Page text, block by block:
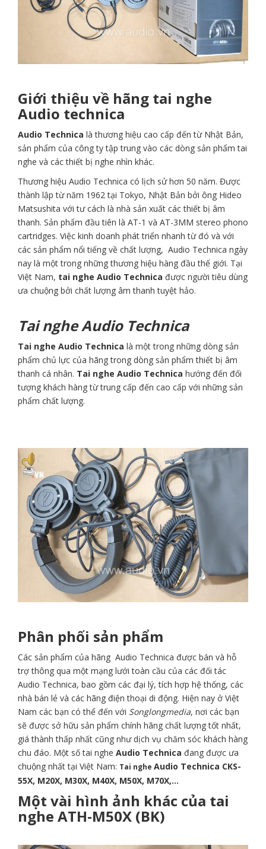
Giới thiệu về hãng tai nghe
Audio technica
Audio Technica là thương hiệu cao cấp đến từ Nhật Bản,
sản phẩm của công ty tập trung vào các dòng sản phẩm tai
nghe và các thiết bị nghe nhìn khác.
Thương hiệu Audio Technica có lịch sử hơn 50 năm. Được
thành lập từ năm 1962 tại Tokyo, Nhật Bản bởi ông Hideo
Matsushita với tư cách là nhà sản xuất các thiết bị âm
thanh. Sản phẩm đầu tiên là AT-1 và AT-3MM stereo phono
cartridges. Việc kinh doanh phát triển nhanh từ đó và với
các sản phẩm nổi tiếng về chất lượng, Audio Technica ngày
nay là một trong những thương hiệu hàng đầu thế giới. Tại
Việt Nam, tai nghe Audio Technica được người tiêu dùng
ưa chuộng bởi chất lượng âm thanh tuyệt hảo.
Tai nghe Audio Technica
Tai nghe Audio Technica là một trong những dòng sản
phẩm chủ lực của hãng trong dòng sản phẩm thiết bị âm
thanh cá nhân. Tai nghe Audio Technica hướng đến đối
tượng khách hàng từ trung cấp đến cao cấp với những sản
phẩm chất lượng.
Phân​ phối sản phẩm
Các sản phẩm của hãng Audio Technica được bán và hỗ
trợ thông qua một mạng lưới toàn cầu của các đối tác
Audio Technica, bao gồm các đại lý, tích hợp hệ thống, các
nhà bán lẻ và các hãng điện thoại di động. Hiện nay ở Việt
Nam các bạn có thể đến với Songlongmedia, nơi các bạn
sẽ được sở hữu sản phẩm chính hãng chất lượng tốt nhất,
giá thành thấp nhất cũng như dịch vụ chăm sóc khách hàng
chu đáo. Một số tai nghe Audio Technica đang được ưa
chuộng nhất tại Việt Nam: Tai nghe Audio Technica CKS-
55X, M20X, M30X, M40X, M50X, M70X,…
Một vài hình ảnh khác của tai
nghe ATH-M50X (BK)